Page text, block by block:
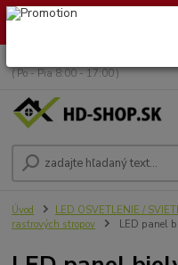
🏖️ DOVOLENKA 30.7.2026
( Po - Pia 8:00 - 17:00 )
Úvod LED OSVETLENIE /
rastrových stropov
LED panel